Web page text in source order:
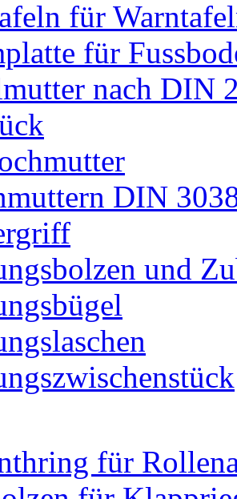
für
für
nach DIN
DIN
und
für